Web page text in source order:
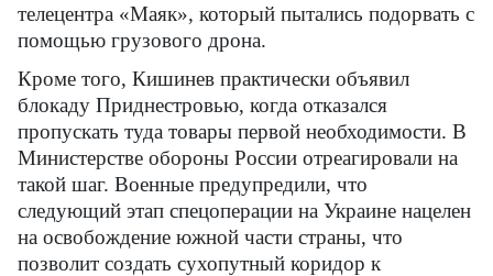
телецентра «Маяк», который пытались подорвать с
помощью грузового дрона.
Кроме того, Кишинев практически объявил
блокаду Приднестровью, когда отказался
пропускать туда товары первой необходимости. В
Министерстве обороны России отреагировали на
такой шаг. Военные предупредили, что
следующий этап спецоперации на Украине нацелен
на освобождение южной части страны, что
позволит создать сухопутный коридор к